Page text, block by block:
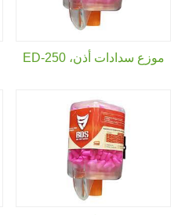
موزع سدادات أذن،ED-250